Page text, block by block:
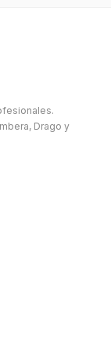
Drago y